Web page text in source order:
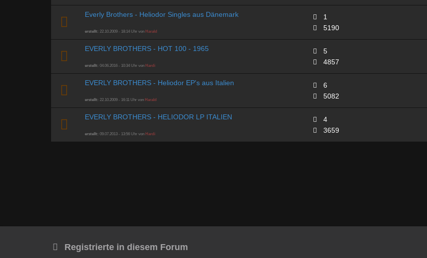
Everly Brothers - Heliodor Singles aus Dänemark
erstellt: 22.10.2009 - 18:14 Uhr von Harald
1
5190
EVERLY BROTHERS - HOT 100 - 1965
erstellt: 04.06.2016 - 10:34 Uhr von Hardi
5
4857
EVERLY BROTHERS - Heliodor EP's aus Italien
erstellt: 22.10.2009 - 16:11 Uhr von Harald
6
5082
EVERLY BROTHERS - HELIODOR LP ITALIEN
erstellt: 09.07.2013 - 13:56 Uhr von Hardi
4
3659
Registrierte in diesem Forum